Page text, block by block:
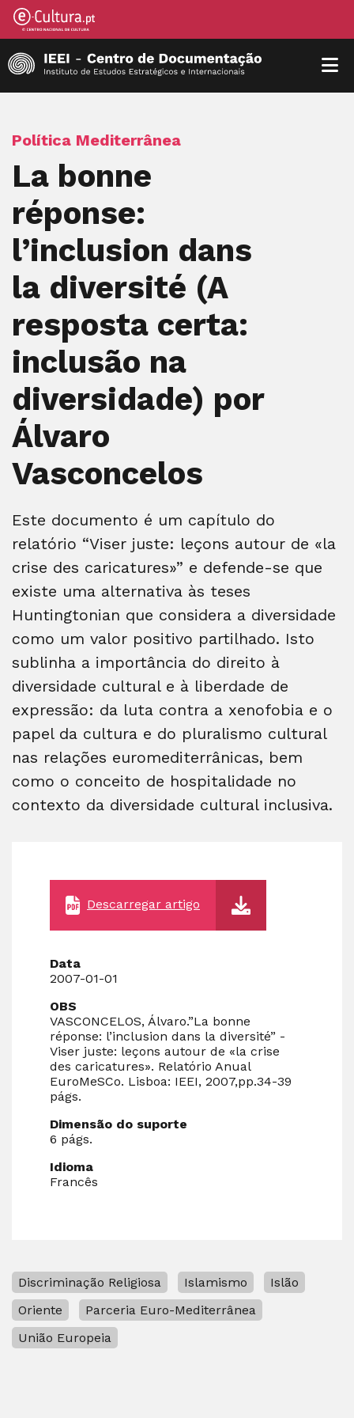
Política Mediterrânea
La bonne
réponse:
l’inclusion dans
la diversité (A
resposta certa:
inclusão na
diversidade) por
Álvaro
Vasconcelos
Este documento é um capítulo do
relatório “Viser juste: leçons autour de «la
crise des caricatures»” e defende-se que
existe uma alternativa às teses
Huntingtonian que considera a diversidade
como um valor positivo partilhado. Isto
sublinha a importância do direito à
diversidade cultural e à liberdade de
expressão: da luta contra a xenofobia e o
papel da cultura e do pluralismo cultural
nas relações euromediterrânicas, bem
como o conceito de hospitalidade no
contexto da diversidade cultural inclusiva.
Descarregar artigo
Data
2007-01-01
OBS
VASCONCELOS, Álvaro.”La bonne
réponse: l’inclusion dans la diversité” -
Viser juste: leçons autour de «la crise
des caricatures». Relatório Anual
EuroMeSCo. Lisboa: IEEI, 2007,pp.34-39
págs.
Dimensão do suporte
6 págs.
Idioma
Francês
Discriminação Religiosa Islamismo
Islão
Oriente
Parceria Euro-Mediterrânea
União Europeia